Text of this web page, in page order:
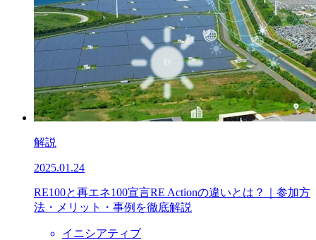
解説
2025.01.24
RE100と再エネ100宣言RE Actionの違いとは？｜参加方
法・メリット・事例を徹底解説
イニシアティブ